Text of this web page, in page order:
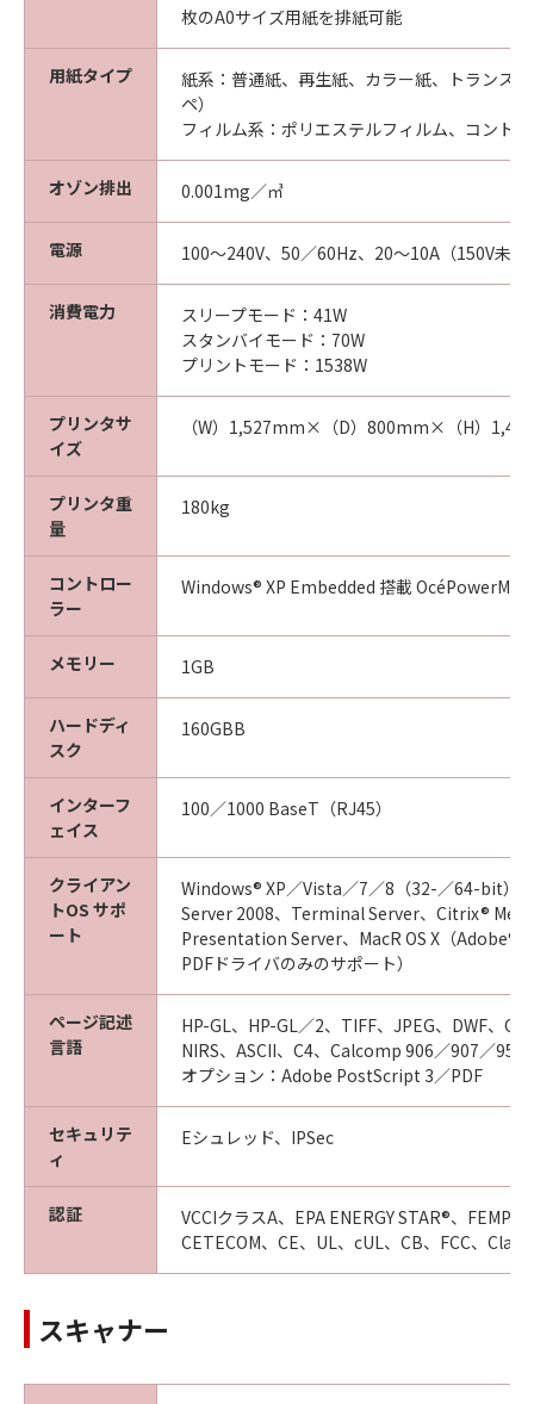
枚のA0サイズ用紙を排紙可能
用紙タイプ
紙系：普通紙、再生紙、カラー紙、トランス
ペ）
フィルム系：ポリエステルフィルム、コント
オゾン排出 0.001mg／㎥
電源 100～240V、50／60Hz、20～10A（150V未満
消費電力
スリープモード：41W
スタンバイモード：70W
プリントモード：1538W
プリンタサ
イズ
（W）1,527mm×（D）800mm×（H）
プリンタ重
量
180kg
コントロー
ラー
Windows® XP Embedded 搭載 OcéPowerM®
メモリー 1GB
ハードディ
スク
160GBB
インターフ
ェイス
100／1000 BaseT（RJ45）
クライアン
トOS サポ
ート
Windows® XP／Vista／7／8（32-／64-bit）
Server 2008、Terminal Server、Citrix®
Presentation Server、MacR OS X（Adobe®
PDFドライバのみのサポート）
ページ記述
言語
HP-GL、HP-GL／2、TIFF、JPEG、DWF、
NIRS、ASCII、C4、Calcomp 906／907／951
オプション：Adobe PostScript 3／PDF
セキュリテ
ィ
Eシュレッド、IPSec
認証
VCCIクラスA、EPA ENERGY STAR®、FEMP、
CETECOM、CE、UL、cUL、CB、FCC、
スキャナー